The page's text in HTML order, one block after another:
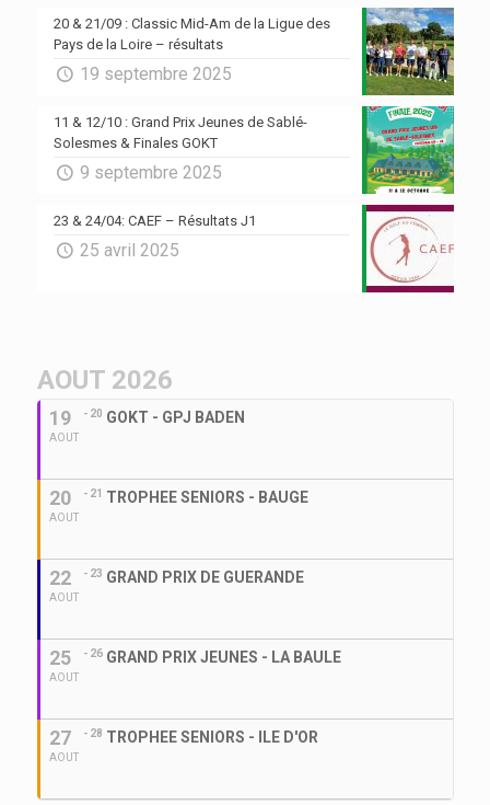
20 & 21/09 : Classic Mid-Am de la Ligue des
Pays de la Loire – résultats
19 septembre 2025
11 & 12/10 : Grand Prix Jeunes de Sablé-
Solesmes & Finales GOKT
9 septembre 2025
23 & 24/04: CAEF – Résultats J1
25 avril 2025
AOUT 2026
19
AOUT
- 20 GOKT - GPJ BADEN
20
AOUT
- 21 TROPHEE SENIORS - BAUGE
22
AOUT
- 23 GRAND PRIX DE GUERANDE
25
AOUT
- 26 GRAND PRIX JEUNES - LA BAULE
27
AOUT
- 28 TROPHEE SENIORS - ILE D'OR